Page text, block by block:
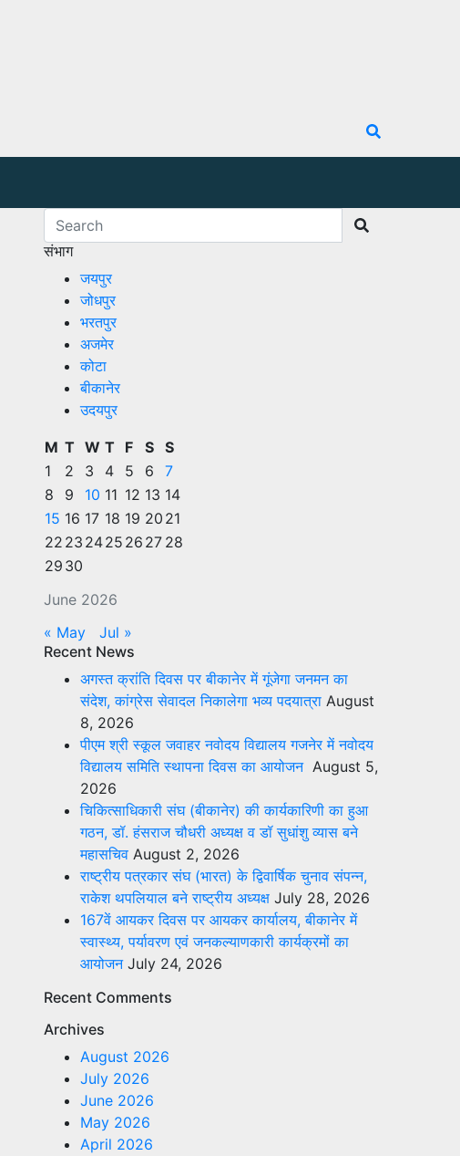
संभाग
जयपुर
जोधपुर
भरतपुर
अजमेर
कोटा
बीकानेर
उदयपुर
June 2026
M T W T F S S
1
2 3 4 5 6
7
8
9 10 11 12 13 14
15 16 17 18 19 20 21
22 23 2425 26 27 28
29 30
« May
Jul »
Recent News
अगस्त क्रांति दिवस पर बीकानेर में गूंजेगा जनमन का
संदेश, कांग्रेस सेवादल निकालेगा भव्य पदयात्रा August
8, 2026
पीएम श्री स्कूल जवाहर नवोदय विद्यालय गजनेर में नवोदय
विद्यालय समिति स्थापना दिवस का आयोजन August 5,
2026
चिकित्साधिकारी संघ (बीकानेर) की कार्यकारिणी का हुआ
गठन, डॉ. हंसराज चौधरी अध्यक्ष व डॉ सुधांशु व्यास बने
महासचिव August 2, 2026
राष्ट्रीय पत्रकार संघ (भारत) के द्विवार्षिक चुनाव संपन्न,
राकेश थपलियाल बने राष्ट्रीय अध्यक्ष July 28, 2026
167वें आयकर दिवस पर आयकर कार्यालय, बीकानेर में
स्वास्थ्य, पर्यावरण एवं जनकल्याणकारी कार्यक्रमों का
आयोजन July 24, 2026
Recent Comments
Archives
August 2026
July 2026
June 2026
May 2026
April 2026